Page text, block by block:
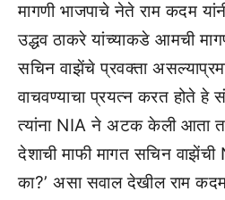
मागणी भाजपाचे नेते राम कदम
उद्धव ठाकरे यांच्याकडे आमची
सचिन वाझेंचे प्रवक्ता
वाचवण्याचा प्रयत्न करत होते हे
त्यांना NIA ने अटक केली आता
देशाची माफी मागत सचिन
का?’ असा सवाल देखील राम